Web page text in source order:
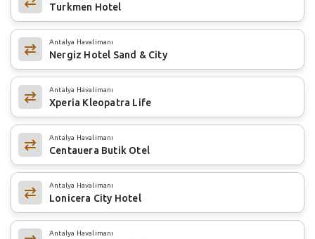
Turkmen Hotel
Antalya Havalimanı
Nergiz Hotel Sand & City
Antalya Havalimanı
Xperia Kleopatra Life
Antalya Havalimanı
Centauera Butik Otel
Antalya Havalimanı
Lonicera City Hotel
Antalya Havalimanı